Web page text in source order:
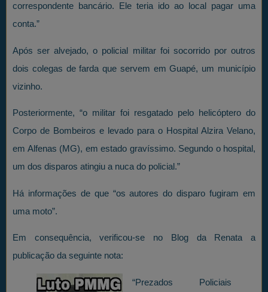
correspondente bancário. Ele teria ido ao local pagar uma
conta.”
Após ser alvejado, o policial militar foi socorrido por outros
dois colegas de farda que servem em Guapé, um município
vizinho.
Posteriormente, “o militar foi resgatado pelo helicóptero do
Corpo de Bombeiros e levado para o Hospital Alzira Velano,
em Alfenas (MG), em estado gravíssimo. Segundo o hospital,
um dos disparos atingiu a nuca do policial.”
Há informações de que “os autores do disparo fugiram em
uma moto”.
Em consequência, verificou-se no Blog da Renata a
publicação da seguinte nota:
“Prezados Policiais